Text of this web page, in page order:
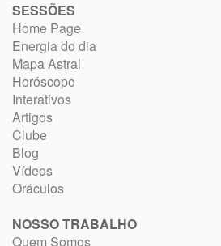
SESSÕES
Home Page
Energia do dia
Mapa Astral
Horóscopo
Interativos
Artigos
Clube
Blog
Vídeos
Oráculos
NOSSO TRABALHO
Quem Somos